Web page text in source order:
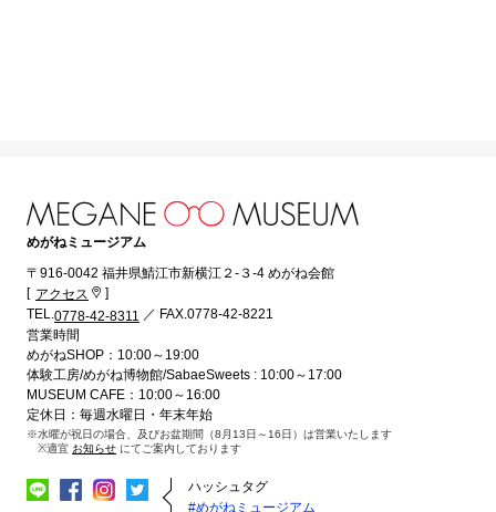
めがねミュージアム
〒916-0042 福井県鯖江市新横江２-３-4 めがね会館
[ アクセス
]
TEL. 0778-42-8311
／ FAX.0778-42-8221
営業時間
めがねSHOP：10:00～19:00
体験工房/めがね博物館/SabaeSweets : 10:00～17:00
MUSEUM CAFE：10:00～16:00
定休日：毎週水曜日・年末年始
※水曜が祝日の場合、及びお盆期間（8月13日～16日）は営業いたします
※適宜 お知らせ にてご案内しております
ハッシュタグ
#めがねミュージアム